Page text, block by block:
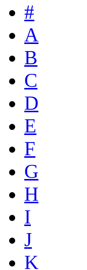
#
A
B
C
D
E
F
G
H
I
J
K